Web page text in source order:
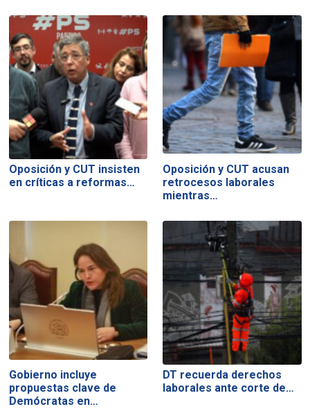
Oposición y CUT insisten
en críticas a reformas…
Oposición y CUT acusan
retrocesos laborales
mientras…
Gobierno incluye
propuestas clave de
Demócratas en…
DT recuerda derechos
laborales ante corte de…